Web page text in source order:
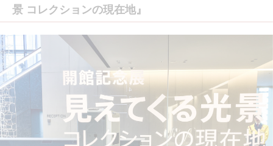
景 コレクションの現在地』